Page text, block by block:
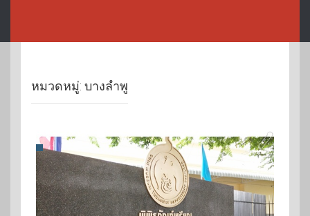
หมวดหมู่: บางลำพู